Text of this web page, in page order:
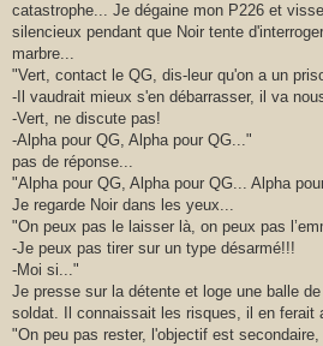
catastrophe... Je dégaine mon P226 et
silencieux pendant que Noir tente
marbre...
"Vert, contact le QG, dis-leur qu'on a un
-Il vaudrait mieux s'en débarrasser, il va
-Vert, ne discute pas!
-Alpha pour QG, Alpha pour QG..."
pas de réponse...
"Alpha pour QG, Alpha pour QG... Alpha
Je regarde Noir dans les yeux...
"On peux pas le laisser là, on peux pas
-Je peux pas tirer sur un type désarmé!!!
-Moi si..."
Je presse sur la détente et loge une balle
soldat. Il connaissait les risques, il en ferait
"On peu pas rester, l'objectif est